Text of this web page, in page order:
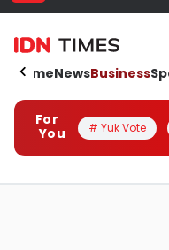
HomeNewsBusiness
For
You
# Yuk Vote